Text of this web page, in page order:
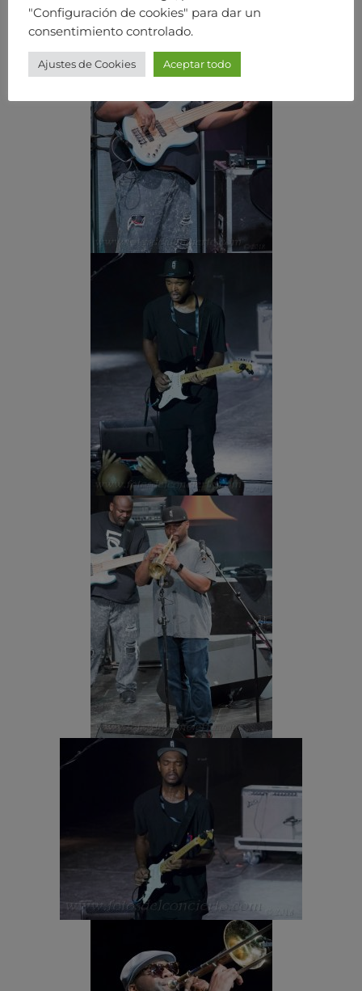
"Configuración de cookies" para dar un
consentimiento controlado.
Ajustes de Cookies Aceptar todo